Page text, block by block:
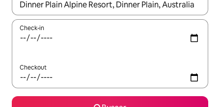
Quando os resultados estiverem disponíveis, explore-os
Check-in
Checkout